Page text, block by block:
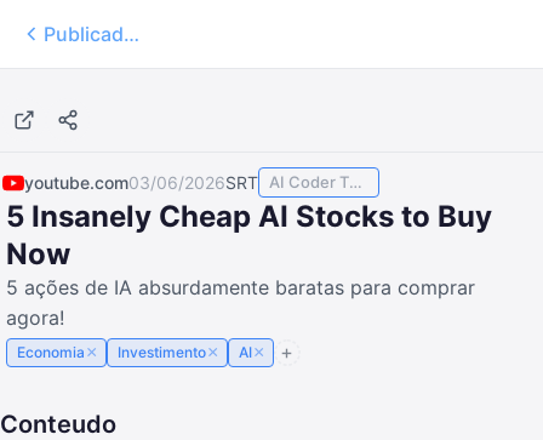
Publicados
youtube.com03/06/2026SRT AI Coder TODAY
5 Insanely Cheap AI Stocks to Buy
Now
5 ações de IA absurdamente baratas para comprar
agora!
Economia × Investimento× AI×
Conteudo